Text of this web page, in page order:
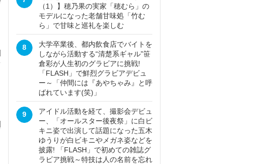
（1）】穂乃果の実家「穂むら」の
モデルになった老舗甘味処「竹む
ら」で甘味と巡礼を楽しむ
8
大学卒業後、都内飲食店でバイトを
しながら活動する“清楚系ギャル”笹
倉彩が人生初のグラビアに挑戦!
「FLASH」で鮮烈グラビアデビュ
ー～「仲間には『あやちゃみ』と呼
ばれています(笑)」
9
アイドル活動を経て、撮影会デビュ
ー、「オールスター後夜祭」に白ビ
キニ姿で出演して話題になった五木
ゆうりが白ビキニやメガネ姿などを
披露! 「FLASH」で初めての雑誌グ
ラビア挑戦～特技は人の名前を忘れ